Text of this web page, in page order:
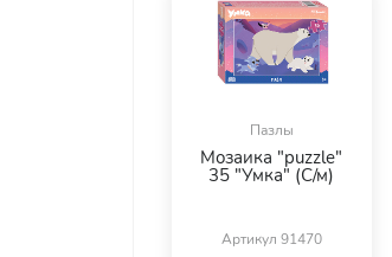
Пазлы
Мозаика "puzzle"
35 "Умка" (С/м)
Артикул 91470